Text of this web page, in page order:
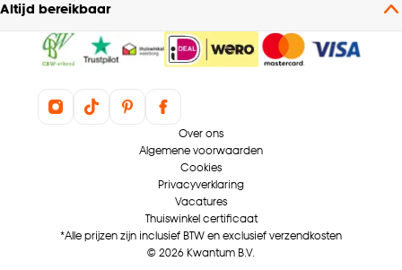
Coupage, Enkele plooi,
Dubele plooi
Garantietermijn
Handmatig, Elektrisch
Raamdecoratie
Kamerhoge stof, Zelfde
kleur achterzijde
Altijd bereikbaar
Over ons
Algemene voorwaarden
Cookies
Privacyverklaring
Vacatures
Thuiswinkel certificaat
*Alle prijzen zijn inclusief BTW en exclusief verzendkosten
© 2026 Kwantum B.V.